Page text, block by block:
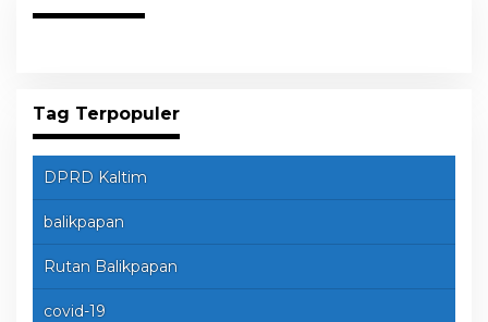
Tag Terpopuler
DPRD Kaltim
balikpapan
Rutan Balikpapan
covid-19